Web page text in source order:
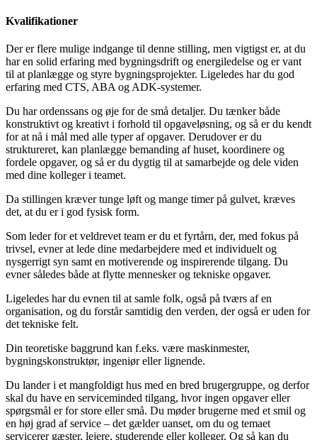
Kvalifikationer
Der er flere mulige indgange til denne stilling, men vigtigst er, at du
har en solid erfaring med bygningsdrift og energiledelse og er vant
til at planlægge og styre bygningsprojekter. Ligeledes har du god
erfaring med CTS, ABA og ADK-systemer.
Du har ordenssans og øje for de små detaljer. Du tænker både
konstruktivt og kreativt i forhold til opgaveløsning, og så er du kendt
for at nå i mål med alle typer af opgaver. Derudover er du
struktureret, kan planlægge bemanding af huset, koordinere og
fordele opgaver, og så er du dygtig til at samarbejde og dele viden
med dine kolleger i teamet.
Da stillingen kræver tunge løft og mange timer på gulvet, kræves
det, at du er i god fysisk form.
Som leder for et veldrevet team er du et fyrtårn, der, med fokus på
trivsel, evner at lede dine medarbejdere med et individuelt og
nysgerrigt syn samt en motiverende og inspirerende tilgang. Du
evner således både at flytte mennesker og tekniske opgaver.
Ligeledes har du evnen til at samle folk, også på tværs af en
organisation, og du forstår samtidig den verden, der også er uden for
det tekniske felt.
Din teoretiske baggrund kan f.eks. være maskinmester,
bygningskonstruktør, ingeniør eller lignende.
Du lander i et mangfoldigt hus med en bred brugergruppe, og derfor
skal du have en serviceminded tilgang, hvor ingen opgaver eller
spørgsmål er for store eller små. Du møder brugerne med et smil og
en høj grad af service – det gælder uanset, om du og temaet
servicerer gæster, lejere, studerende eller kolleger. Og så kan du